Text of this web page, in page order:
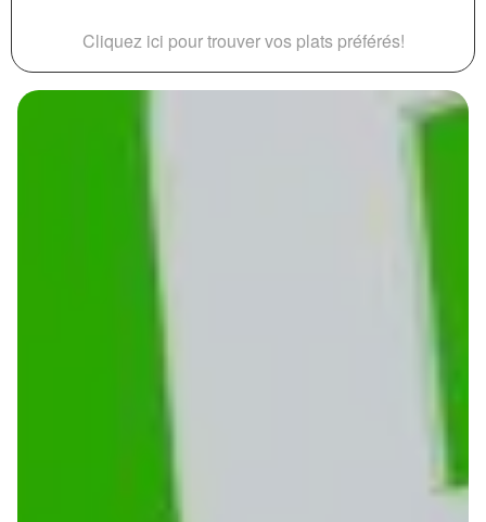
Cliquez ici pour trouver vos plats préférés!